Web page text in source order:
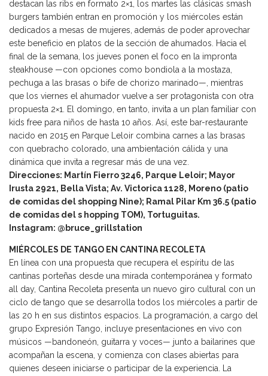
destacan las ribs en formato 2×1, los martes las clásicas smash
burgers también entran en promoción y los miércoles están
dedicados a mesas de mujeres, además de poder aprovechar
este beneficio en platos de la sección de ahumados. Hacia el
final de la semana, los jueves ponen el foco en la impronta
steakhouse —con opciones como bondiola a la mostaza,
pechuga a las brasas o bife de chorizo marinado—, mientras
que los viernes el ahumador vuelve a ser protagonista con otra
propuesta 2×1. El domingo, en tanto, invita a un plan familiar con
kids free para niños de hasta 10 años. Así, este bar-restaurante
nacido en 2015 en Parque Leloir combina carnes a las brasas
con quebracho colorado, una ambientación cálida y una
dinámica que invita a regresar más de una vez.
Direcciones: Martín Fierro 3246, Parque Leloir; Mayor
Irusta 2921, Bella Vista; Av. Victorica 1128, Moreno (patio
de comidas del shopping Nine); Ramal Pilar Km 36.5 (patio
de comidas del s hopping TOM), Tortuguitas.
Instagram: @bruce_grillstation
MIÉRCOLES DE TANGO EN CANTINA RECOLETA
En línea con una propuesta que recupera el espíritu de las
cantinas porteñas desde una mirada contemporánea y formato
all day, Cantina Recoleta presenta un nuevo giro cultural con un
ciclo de tango que se desarrolla todos los miércoles a partir de
las 20 h en sus distintos espacios. La programación, a cargo del
grupo Expresión Tango, incluye presentaciones en vivo con
músicos —bandoneón, guitarra y voces— junto a bailarines que
acompañan la escena, y comienza con clases abiertas para
quienes deseen iniciarse o participar de la experiencia. La